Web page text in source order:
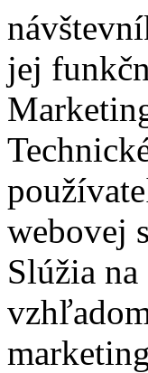
jej
webovej
Slúžia